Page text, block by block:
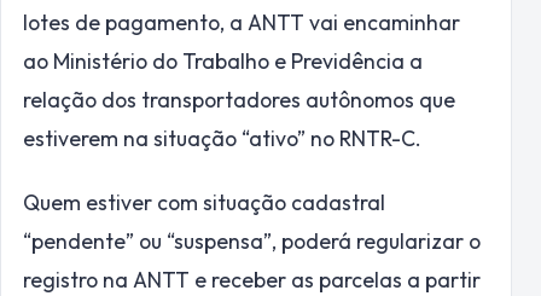
lotes de pagamento, a ANTT vai encaminhar
ao Ministério do Trabalho e Previdência a
relação dos transportadores autônomos que
estiverem na situação “ativo” no RNTR-C.
Quem estiver com situação cadastral
“pendente” ou “suspensa”, poderá regularizar o
registro na ANTT e receber as parcelas a partir